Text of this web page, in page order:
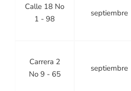
Calle 18 No
1 - 98
septiembre
Carrera 2
No 9 - 65
septiembre